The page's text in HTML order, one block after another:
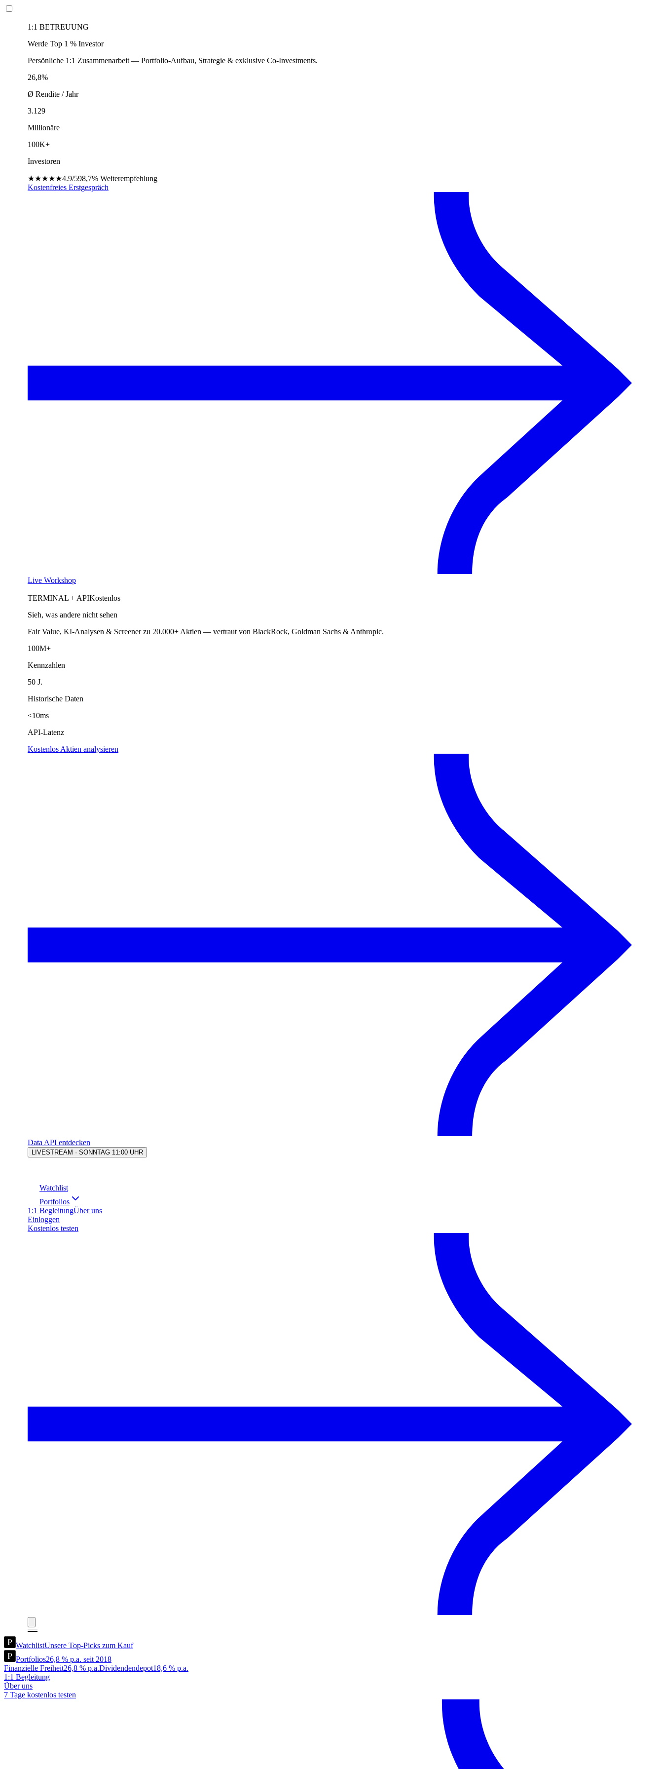
1:1 BETREUUNG
Werde Top 1 % Investor
Persönliche 1:1 Zusammenarbeit — Portfolio-Aufbau, Strategie & exklusive Co-Investments.
26,8%
Ø Rendite / Jahr
3.129
Millionäre
100K+
Investoren
★★★★★4.9/598,7% Weiterempfehlung
Kostenfreies Erstgespräch
Live Workshop
TERMINAL + APIKostenlos
Sieh, was andere nicht sehen
Fair Value, KI-Analysen & Screener zu 20.000+ Aktien — vertraut von BlackRock, Goldman Sachs & Anthropic.
100M+
Kennzahlen
50 J.
Historische Daten
<10ms
API-Latenz
Kostenlos Aktien analysieren
Data API entdecken
LIVESTREAM · SONNTAG 11:00 UHR
Watchlist
Portfolios
1:1 BegleitungÜber uns
Einloggen
Kostenlos testen
WatchlistUnsere Top-Picks zum Kauf
Portfolios26,8 % p.a. seit 2018
Finanzielle Freiheit26,8 % p.a.Dividendendepot18,6 % p.a.
1:1 Begleitung
Über uns
7 Tage kostenlos testen